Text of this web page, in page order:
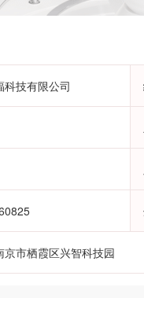
科技有限公司
京市栖霞区兴智科技园